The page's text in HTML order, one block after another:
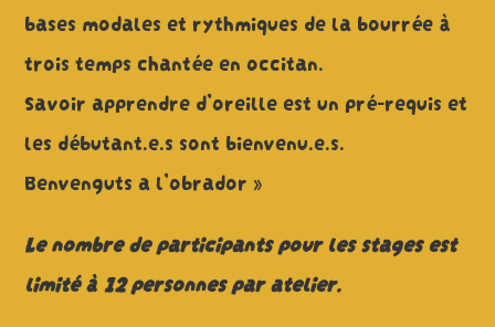
bases modales et rythmiques de la bourrée à
trois temps chantée en occitan.
Savoir apprendre d’oreille est un pré-requis et
les débutant.e.s sont bienvenu.e.s.
Benvenguts a l’obrador »
Le nombre de participants pour les stages est
limité à 12 personnes par atelier.